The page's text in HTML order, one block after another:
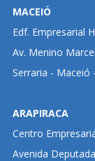
MACEIÓ
Edf. Empresarial
Av. Menino
Serraria - Maceió
ARAPIRACA
Centro
Avenida